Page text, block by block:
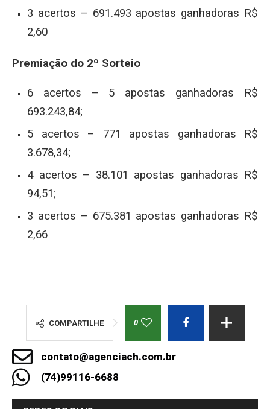
3 acertos – 691.493 apostas ganhadoras R$
2,60
Premiação do 2º Sorteio
6 acertos – 5 apostas ganhadoras R$
693.243,84;
5 acertos – 771 apostas ganhadoras R$
3.678,34;
4 acertos – 38.101 apostas ganhadoras R$
94,51;
3 acertos – 675.381 apostas ganhadoras R$
2,66
COMPARTILHE 0
contato@agenciach.com.br
(74)99116-6688